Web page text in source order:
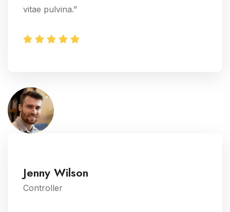
vitae pulvina.”
Jenny Wilson
Controller